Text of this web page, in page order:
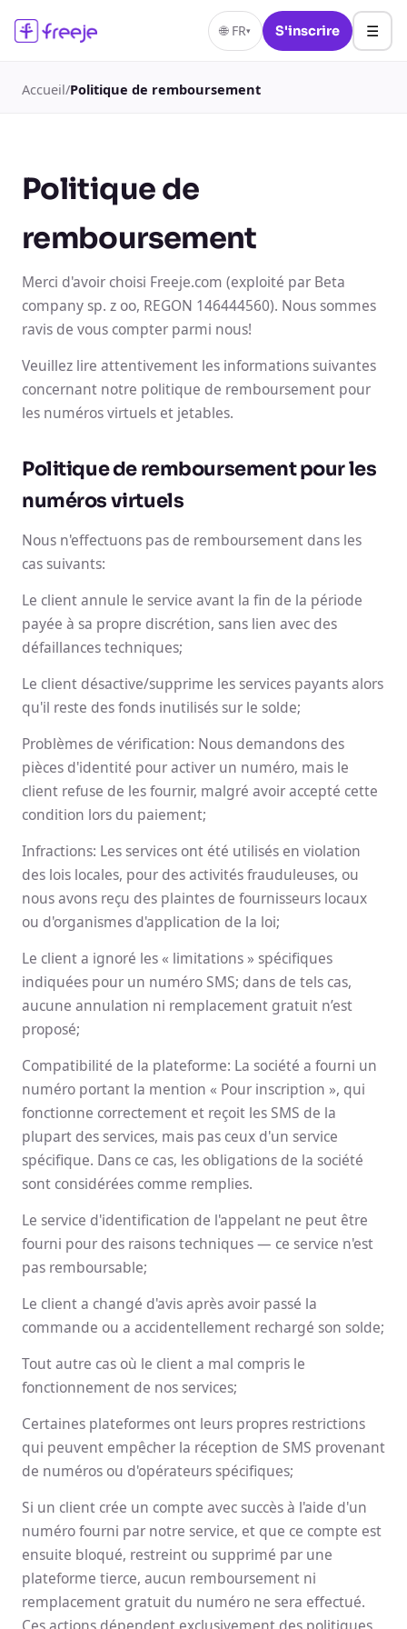
🌐 FR▾ S'inscrire ☰
Accueil/Politique de remboursement
Politique de
remboursement
Merci d'avoir choisi Freeje.com (exploité par Beta
company sp. z oo, REGON 146444560). Nous sommes
ravis de vous compter parmi nous!
Veuillez lire attentivement les informations suivantes
concernant notre politique de remboursement pour
les numéros virtuels et jetables.
Politique de remboursement pour les
numéros virtuels
Nous n'effectuons pas de remboursement dans les
cas suivants:
Le client annule le service avant la fin de la période
payée à sa propre discrétion, sans lien avec des
défaillances techniques;
Le client désactive/supprime les services payants alors
qu'il reste des fonds inutilisés sur le solde;
Problèmes de vérification: Nous demandons des
pièces d'identité pour activer un numéro, mais le
client refuse de les fournir, malgré avoir accepté cette
condition lors du paiement;
Infractions: Les services ont été utilisés en violation
des lois locales, pour des activités frauduleuses, ou
nous avons reçu des plaintes de fournisseurs locaux
ou d'organismes d'application de la loi;
Le client a ignoré les « limitations » spécifiques
indiquées pour un numéro SMS; dans de tels cas,
aucune annulation ni remplacement gratuit n’est
proposé;
Compatibilité de la plateforme: La société a fourni un
numéro portant la mention « Pour inscription », qui
fonctionne correctement et reçoit les SMS de la
plupart des services, mais pas ceux d'un service
spécifique. Dans ce cas, les obligations de la société
sont considérées comme remplies.
Le service d'identification de l'appelant ne peut être
fourni pour des raisons techniques — ce service n'est
pas remboursable;
Le client a changé d'avis après avoir passé la
commande ou a accidentellement rechargé son solde;
Tout autre cas où le client a mal compris le
fonctionnement de nos services;
Certaines plateformes ont leurs propres restrictions
qui peuvent empêcher la réception de SMS provenant
de numéros ou d'opérateurs spécifiques;
Si un client crée un compte avec succès à l'aide d'un
numéro fourni par notre service, et que ce compte est
ensuite bloqué, restreint ou supprimé par une
plateforme tierce, aucun remboursement ni
remplacement gratuit du numéro ne sera effectué.